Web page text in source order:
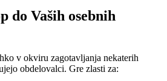
do Vaših osebnih
v okviru zagotavljanja nekaterih
obdelovalci. Gre zlasti za: